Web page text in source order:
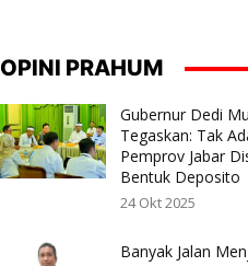
OPINI PRAHUM
Gubernur Dedi
Tegaskan: Tak
Pemprov Jabar
Bentuk Deposito
24 Okt 2025
Banyak Jalan